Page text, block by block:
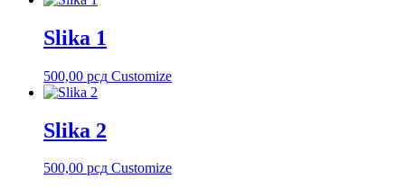
Slika 1
500,00 рсд Customize
Slika 2
500,00 рсд Customize